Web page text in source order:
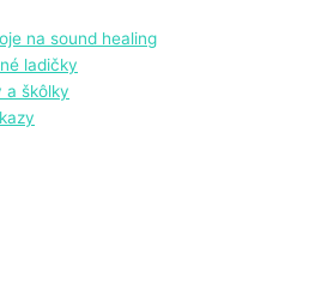
na sound healing
ladičky
a škôlky